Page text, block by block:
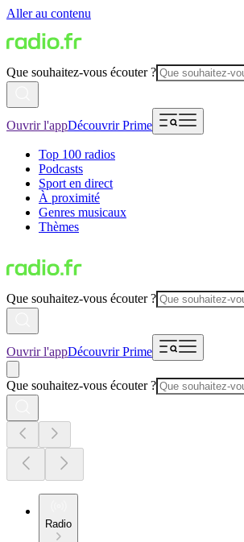
Aller au contenu
Que souhaitez-vous écouter ?
Ouvrir l'appDécouvrir Prime
Top 100 radios
Podcasts
Sport en direct
À proximité
Genres musicaux
Thèmes
Que souhaitez-vous écouter ?
Ouvrir l'appDécouvrir Prime
Que souhaitez-vous écouter ?
Radio